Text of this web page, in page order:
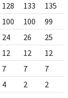
128 133 135
100 100 99
24 26 25
12 12 12
7 7 7
4 2 2